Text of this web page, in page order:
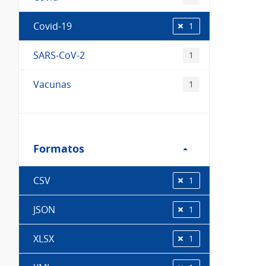
Covid-19 1
SARS-CoV-2 1
Vacunas 1
Formatos
Formatos
CSV 1
JSON 1
XLSX 1